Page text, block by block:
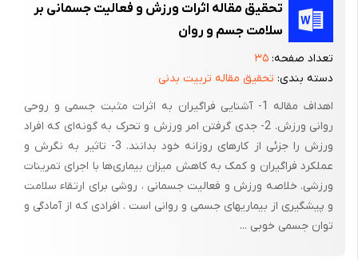
چنانچه پاهایتان به راحتی روی زمین قرار نمی گیرند، استفاده از یک
زیرپائی و یا قرار دادن پاهایتان روی یک صندلی مجاور بهتر است. هر
وضعیتی را که انتخاب کرده اید مکرراً تغییر دهید تا بتوانید وزن بدن
را بین دیسک و مفاصل بین مهره ها تقسیم کنید. اگر بیشتر ساعات
روز می نشینید، درست نشستن اهمیت بسیاری دارد. با نشستن از
انحناء طبیعی ناحیه کمر کاسته شده، فشار به قسمت جلویی ستون
مهره های پشت افزایش می یابد. برقراری انحناء کمر تنها راه موازنه
ستون مهره هاست. مهمترین اقدام برای جلوگیری از درد بیشتر پشت
به کار بردن منظم پشتی مناسب برای کمر است. من یک ابری به قطر
13 سانتی متر را ترجیح می دهم.
تحقیق مقاله اثرات ورزش و فعالیت جسمانی بر
سلامت جسم و روان
تعداد صفحه: ۳۵
دسته بندی: تحقیق مقاله تربیت بدنی
اهداف مقاله 1- آشنایی فراگیران به اثرات مثبت جسمی و روحی
روانی ورزش. 2- جدی گرفتن امر ورزش و تحرک به گونه‌ای که افراد
ورزش را جزئی از کارهای روزانه خود بدانند. 3- تاثیر به نگرش و
عملکرد فراگیران و کمک به کاهش میزان بیماری‌ها با اجرای تمرینات
ورزشی. خلاصه ورزش و فعالیت جسمانی ، روشی برای ارتقاء سلامت
و پیشگیری از بیماریهای جسمی و روانی است . افرادی که از آمادگی و
توان جسمی خوبی ...